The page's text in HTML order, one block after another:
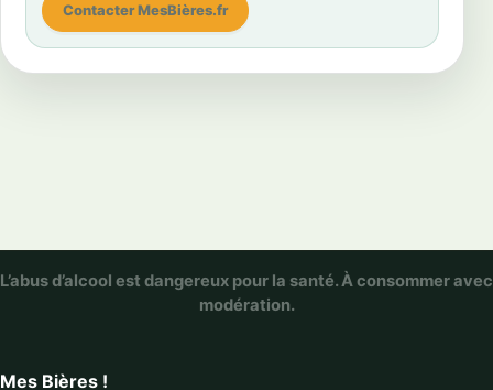
Contacter MesBières.fr
L’abus d’alcool est dangereux pour la santé. À consommer avec
modération.
Mes Bières !